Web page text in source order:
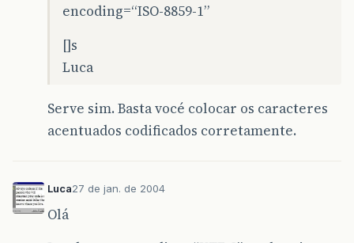
encoding=“ISO-8859-1”
[]s
Luca
Serve sim. Basta vocé colocar os caracteres
acentuados codificados corretamente.
Luca27 de jan. de 2004
Olá